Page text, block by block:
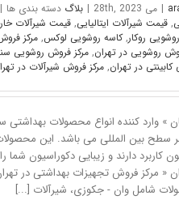
| می 28th, 2023 | بلاگ دسته بندی ها |
,قیمت شیرآلات ایتالیایی,قیمت شیرآلات
روکار,کاسه روشویی لوکس,مرکز
روشویی در تهران,مرکز فروش روشویی
در تهران,مرکز فروش شیرآلات در
» وارد کننده انواع محصولات بهداشتی
سطح بین المللی می باشد. این
کاربرد دارند و زیبایی دکوراسیون شما
« مرکز فروش تجهیزات بهداشتی در
شامل وان - جکوزی، شیرآلات [...]